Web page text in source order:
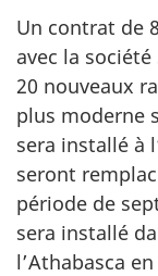
Un contrat de
avec la société
20 nouveaux
plus moderne
sera installé à
seront
période de
sera installé
l’Athabasca